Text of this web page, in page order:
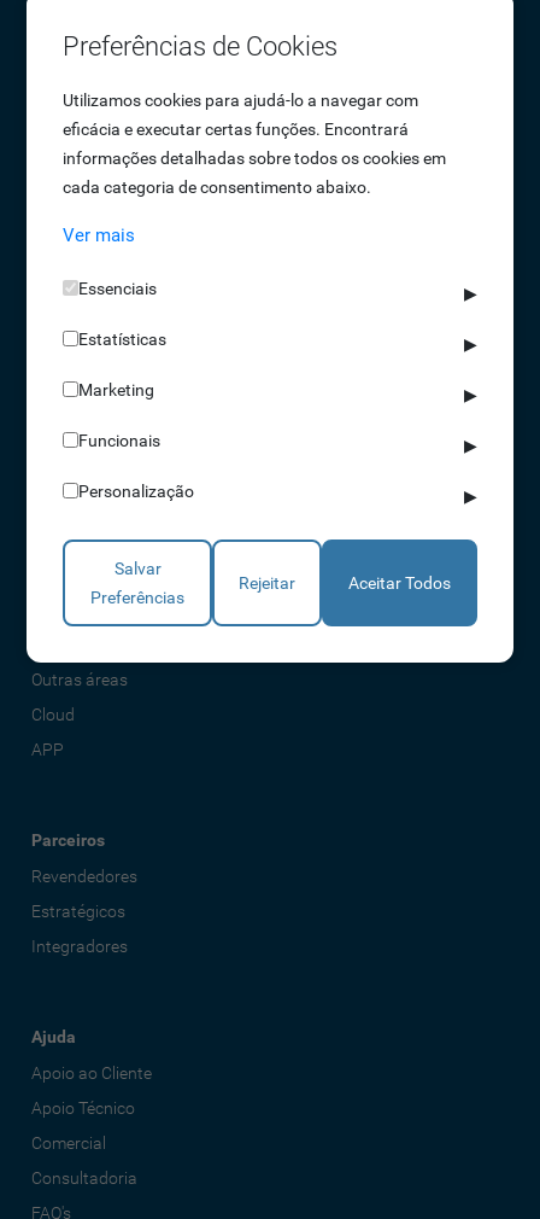
Empresa
Sobre Nós
Oportunidades de Emprego
Termos e Condições
Política de Privacidade
Livro de reclamações
Soluções
Acessos
Torniquetes
Parques Auto
Rondas e Serviços
Outras áreas
Cloud
APP
Parceiros
Revendedores
Estratégicos
Integradores
Ajuda
Apoio ao Cliente
Apoio Técnico
Comercial
Consultadoria
FAQ's
Preferências de Cookies
Utilizamos cookies para ajudá-lo a navegar com
eficácia e executar certas funções. Encontrará
informações detalhadas sobre todos os cookies em
cada categoria de consentimento abaixo.
Ver mais
Essenciais ▶
Estatísticas ▶
Marketing ▶
Funcionais ▶
Personalização ▶
Salvar
Preferências
Rejeitar Aceitar Todos